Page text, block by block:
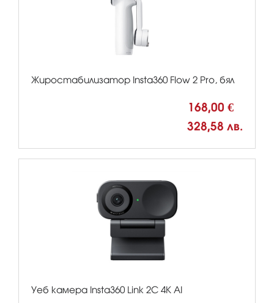
Жиростабилизатор Insta360 Flow 2 Pro, бял
168,00 €
328,58 лв.
Уеб камера Insta360 Link 2C 4K AI